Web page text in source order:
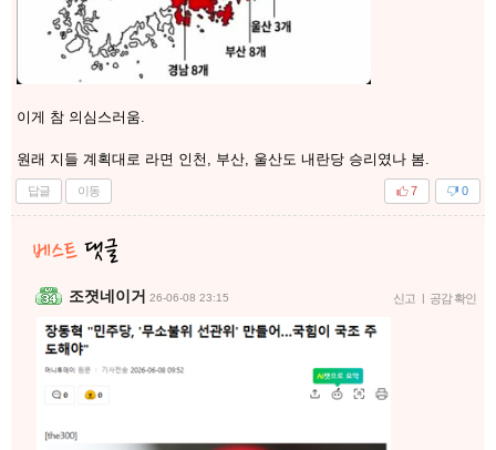
이게 참 의심스러움.
원래 지들 계획대로 라면 인천, 부산, 울산도 내란당 승리였나 봄.
답글 이동 0
7
조졋네이거 26-06-08 23:15 신고 | 공감 확인